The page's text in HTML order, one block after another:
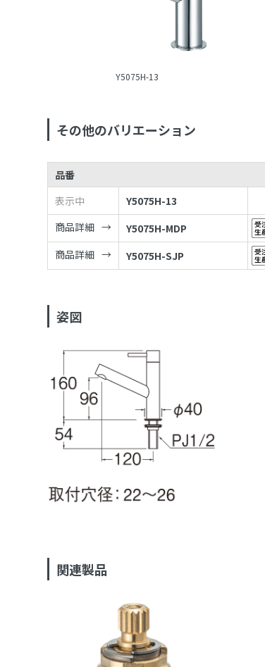
Y5075H-13
その他のバリエーション
品番
表示中
Y5075H-13
商品詳細
Y5075H-MDP
商品詳細
Y5075H-SJP
姿図
関連製品